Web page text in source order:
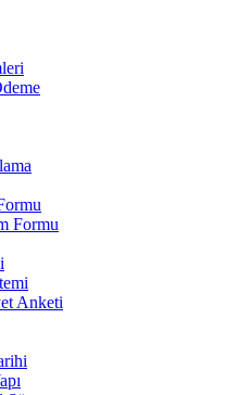
Formu
Anketi